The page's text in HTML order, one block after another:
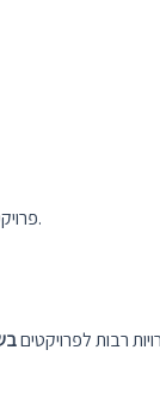
ועוד.
רבות לפרויקטים